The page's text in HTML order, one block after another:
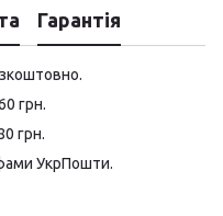
Гарантія
грн.
грн.
УкрПошти.